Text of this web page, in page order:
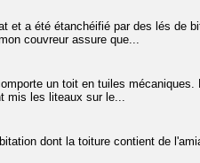
et a été étanchéifié par des lés de
couvreur assure que...
un toit en tuiles
mis les liteaux sur le...
dont la toiture contient de